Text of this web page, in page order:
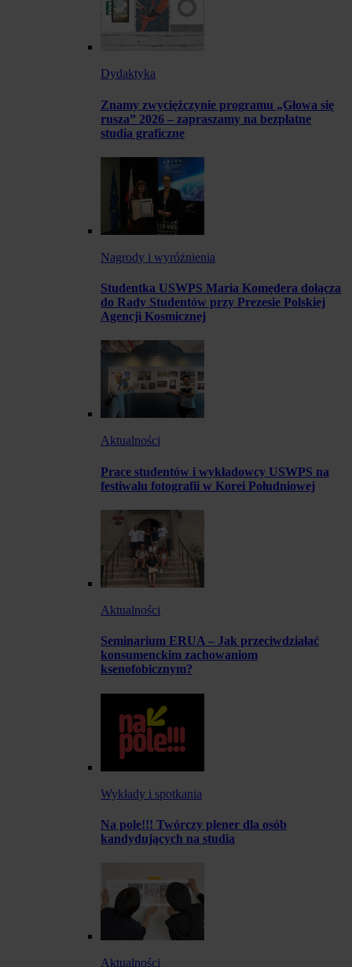
Dydaktyka
Znamy zwyciężczynie programu „Głowa się
rusza” 2026 – zapraszamy na bezpłatne
studia graficzne
Nagrody i wyróżnienia
Studentka USWPS Maria Komędera dołącza
do Rady Studentów przy Prezesie Polskiej
Agencji Kosmicznej
Aktualności
Prace studentów i wykładowcy USWPS na
festiwalu fotografii w Korei Południowej
Aktualności
Seminarium ERUA – Jak przeciwdziałać
konsumenckim zachowaniom
ksenofobicznym?
Wykłady i spotkania
Na pole!!! Twórczy plener dla osób
kandydujących na studia
Aktualności